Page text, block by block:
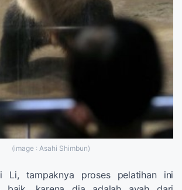
(image : Asahi Shimbun)
Li, tampaknya proses pelatihan ini